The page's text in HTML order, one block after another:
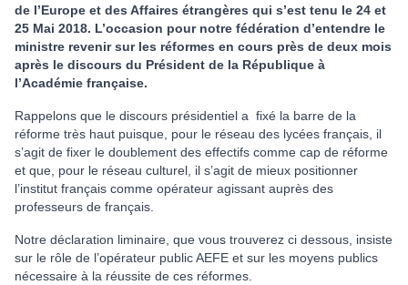
de l’Europe et des Affaires étrangères qui s’est tenu le 24 et
25 Mai 2018. L’occasion pour notre fédération d’entendre le
ministre revenir sur les réformes en cours près de deux mois
après le discours du Président de la République à
l’Académie française.
Rappelons que le discours présidentiel a fixé la barre de la
réforme très haut puisque, pour le réseau des lycées français, il
s’agit de fixer le doublement des effectifs comme cap de réforme
et que, pour le réseau culturel, il s’agit de mieux positionner
l’institut français comme opérateur agissant auprès des
professeurs de français.
Notre déclaration liminaire, que vous trouverez ci dessous, insiste
sur le rôle de l’opérateur public AEFE et sur les moyens publics
nécessaire à la réussite de ces réformes.